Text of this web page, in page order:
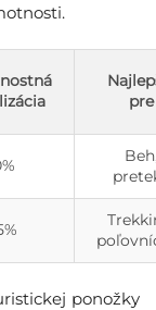
pre
ponožky